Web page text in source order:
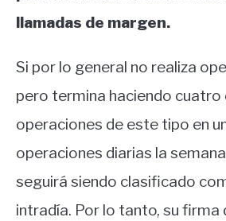
llamadas de margen.
Si por lo general no realiza
pero termina haciendo cuatro
operaciones de este tipo en
operaciones diarias la
seguirá siendo clasificado
intradía. Por lo tanto, su